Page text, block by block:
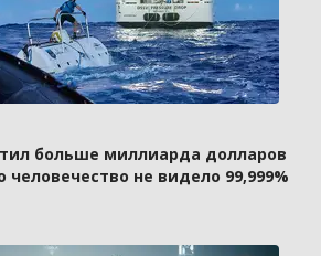
больше миллиарда долларов
человечество не видело 99,999%